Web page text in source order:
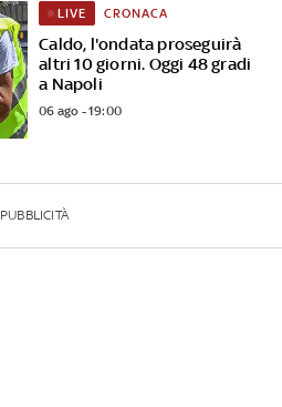
Caldo, l'ondata proseguirà
altri 10 giorni. Oggi 48 gradi
a Napoli
LIVE CRONACA
06 ago - 19:00
PUBBLICITÀ